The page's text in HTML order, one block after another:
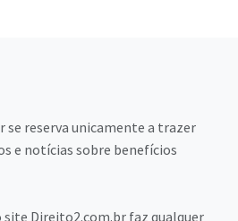
se reserva unicamente a trazer
e notícias sobre benefícios
Direito2.com.br faz qualquer